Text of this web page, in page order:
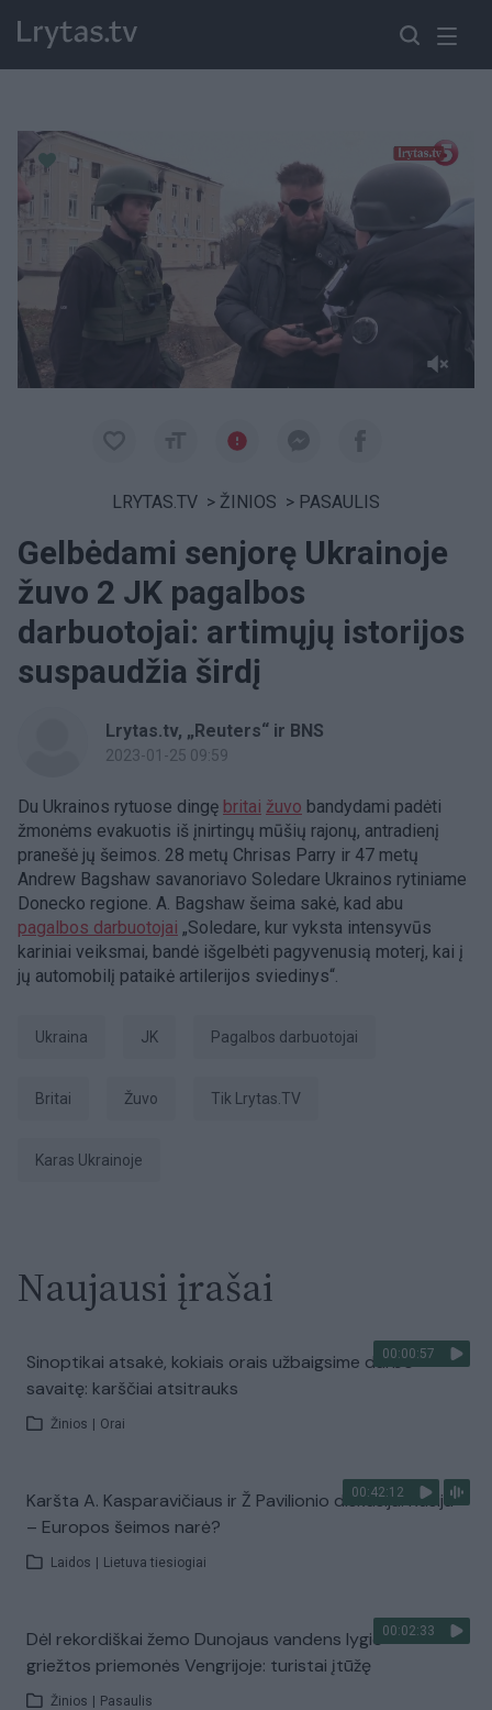
Paremkite Ukrainą
LRYTAS.TV > ŽINIOS > PASAULIS
Gelbėdami senjorę Ukrainoje
žuvo 2 JK pagalbos
darbuotojai: artimųjų istorijos
suspaudžia širdį
Lrytas.tv, „Reuters“ ir BNS
2023-01-25 09:59
Du Ukrainos rytuose dingę britai žuvo bandydami padėti
žmonėms evakuotis iš įnirtingų mūšių rajonų, antradienį
pranešė jų šeimos. 28 metų Chrisas Parry ir 47 metų
Andrew Bagshaw savanoriavo Soledare Ukrainos rytiniame
Donecko regione. A. Bagshaw šeima sakė, kad abu
pagalbos darbuotojai „Soledare, kur vyksta intensyvūs
kariniai veiksmai, bandė išgelbėti pagyvenusią moterį, kai į
jų automobilį pataikė artilerijos sviedinys“.
Ukraina JK pagalbos darbuotojai
britai žuvo tik Lrytas.TV
karas Ukrainoje
Naujausi įrašai
00:00:57
Sinoptikai atsakė, kokiais orais užbaigsime darbo
savaitę: karščiai atsitrauks
Žinios Orai
00:42:12
Karšta A. Kasparavičiaus ir Ž Pavilionio diskusija: Rusija
– Europos šeimos narė?
Laidos Lietuva tiesiogiai
00:02:33
Dėl rekordiškai žemo Dunojaus vandens lygio –
griežtos priemonės Vengrijoje: turistai įtūžę
Žinios Pasaulis